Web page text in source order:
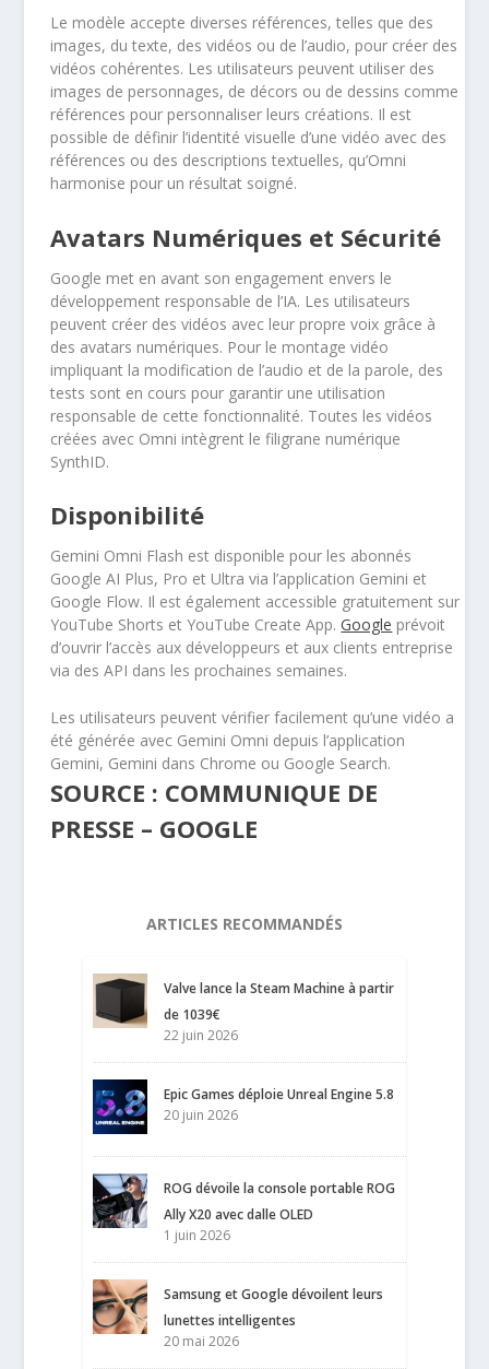
Le modèle accepte diverses références, telles que des
images, du texte, des vidéos ou de l’audio, pour créer des
vidéos cohérentes. Les utilisateurs peuvent utiliser des
images de personnages, de décors ou de dessins comme
références pour personnaliser leurs créations. Il est
possible de définir l’identité visuelle d’une vidéo avec des
références ou des descriptions textuelles, qu’Omni
harmonise pour un résultat soigné.
Avatars Numériques et Sécurité
Google met en avant son engagement envers le
développement responsable de l’IA. Les utilisateurs
peuvent créer des vidéos avec leur propre voix grâce à
des avatars numériques. Pour le montage vidéo
impliquant la modification de l’audio et de la parole, des
tests sont en cours pour garantir une utilisation
responsable de cette fonctionnalité. Toutes les vidéos
créées avec Omni intègrent le filigrane numérique
SynthID.
Disponibilité
Gemini Omni Flash est disponible pour les abonnés
Google AI Plus, Pro et Ultra via l’application Gemini et
Google Flow. Il est également accessible gratuitement sur
YouTube Shorts et YouTube Create App.Google prévoit
d’ouvrir l’accès aux développeurs et aux clients entreprise
via des API dans les prochaines semaines.
Les utilisateurs peuvent vérifier facilement qu’une vidéo a
été générée avec Gemini Omni depuis l’application
Gemini, Gemini dans Chrome ou Google Search.
SOURCE : COMMUNIQUE DE
PRESSE – GOOGLE
ARTICLES RECOMMANDÉS
Valve lance la Steam Machine à partir
de 1039€
22 juin 2026
Epic Games déploie Unreal Engine 5.8
20 juin 2026
ROG dévoile la console portable ROG
Ally X20 avec dalle OLED
1 juin 2026
Samsung et Google dévoilent leurs
lunettes intelligentes
20 mai 2026